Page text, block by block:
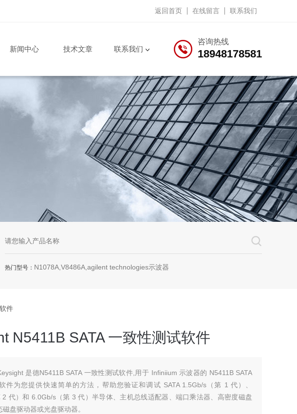
返回首页 在线留言 联系我们
咨询热线
18948178581
新闻中心 技术文章 联系我们
热门型号： N1078A,V8486A,agilent technologies示波器
件
N5411B SATA 一致性测试软件
是德N5411B SATA 一致性测试软件,用于 Infiniium 示波器的 N5411B SATA
件为您提供快速简单的方法，帮助您验证和调试 SATA 1.5Gb/s（第 1 代）、
2 代）和 6.0Gb/s（第 3 代）半导体、主机总线适配器、端口乘法器、高密度磁盘
盘驱动器或光盘驱动器。